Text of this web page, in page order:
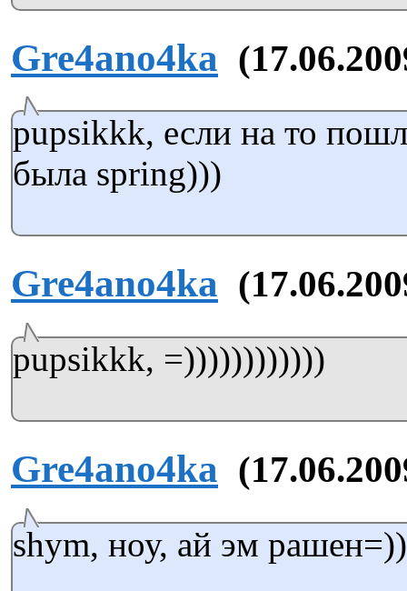
Gre4ano4ka
pupsikkk, если на то
была spring)))
Gre4ano4ka
pupsikkk, =))))))))))))
Gre4ano4ka
shym, ноу, ай эм